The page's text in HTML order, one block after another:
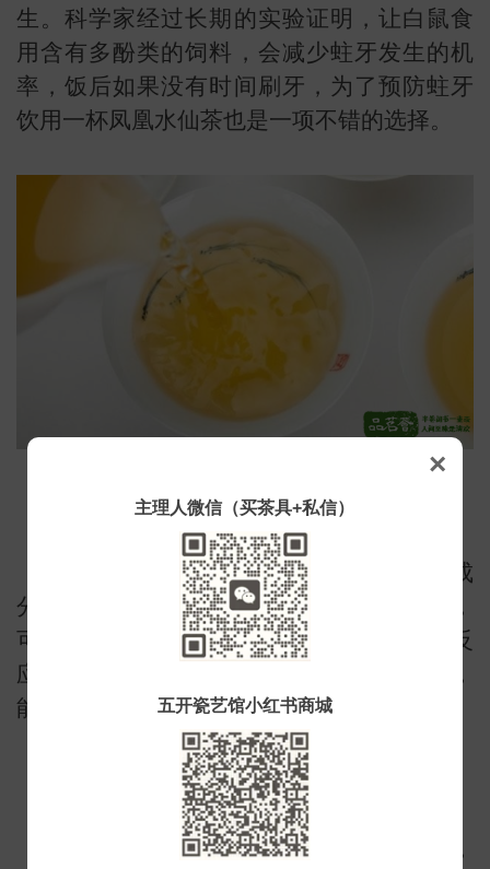
×
主理人微信（买茶具+私信）
五开瓷艺馆小红书商城
生。科学家经过长期的实验证明，让白鼠食
用含有多酚类的饲料，会减少蛀牙发生的机
率，饭后如果没有时间刷牙，为了预防蛀牙
饮用一杯凤凰水仙茶也是一项不错的选择。
3.抗衰老
饮用漳平水仙茶，能吸收多种天然活性成
分，能增强人体内超氧化物歧化酶的活性，
可以清除身体内自由基，减少身体内氧化反
应发生，它能让人体保持年轻健康的状态，
能延缓多种衰老症状发生。
4.去除油腻促进消化
漳平水仙茶可以加快脂肪的分解与代谢，